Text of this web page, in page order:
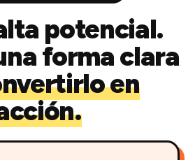
potencial.
forma clara
en